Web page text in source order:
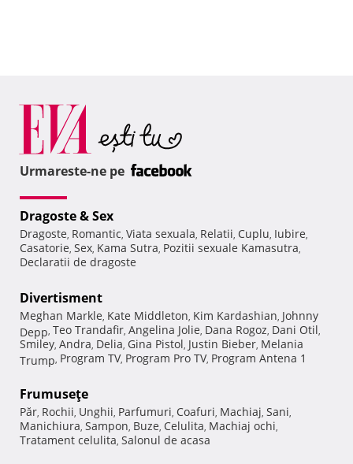
Urmareste-ne pe
Dragoste & Sex
Dragoste, Romantic, Viata sexuala, Relatii, Cuplu, Iubire,
Casatorie, Sex, Kama Sutra, Pozitii sexuale Kamasutra,
Declaratii de dragoste
Divertisment
Meghan Markle, Kate Middleton, Kim Kardashian, Johnny
Depp, Teo Trandafir, Angelina Jolie, Dana Rogoz, Dani Otil,
Smiley, Andra, Delia, Gina Pistol, Justin Bieber, Melania
Trump, Program TV, Program Pro TV, Program Antena 1
Frumuseţe
Păr, Rochii, Unghii, Parfumuri, Coafuri, Machiaj, Sani,
Manichiura, Sampon, Buze, Celulita, Machiaj ochi,
Tratament celulita, Salonul de acasa